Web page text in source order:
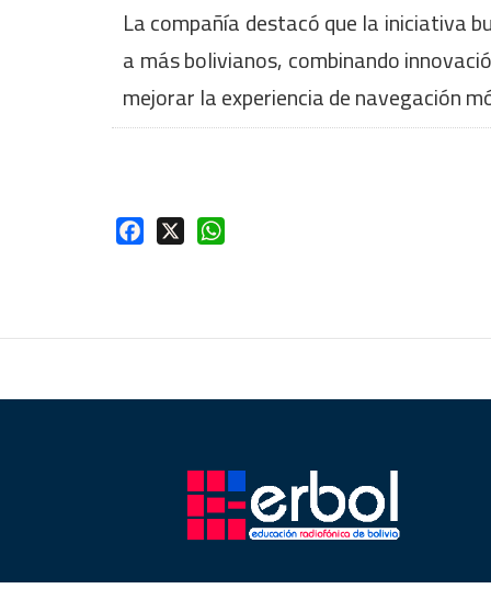
La compañía destacó que la iniciativa
a más bolivianos, combinando
mejorar la experiencia de navegación
Facebook